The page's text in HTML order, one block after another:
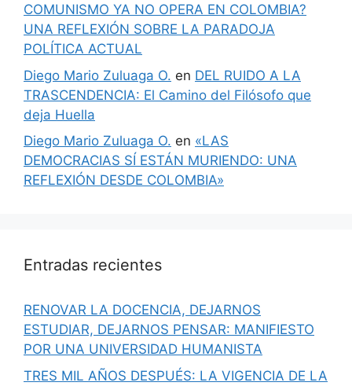
COMUNISMO YA NO OPERA EN COLOMBIA?
UNA REFLEXIÓN SOBRE LA PARADOJA
POLÍTICA ACTUAL
Diego Mario Zuluaga O. en DEL RUIDO A LA
TRASCENDENCIA: El Camino del Filósofo que
deja Huella
Diego Mario Zuluaga O. en «LAS
DEMOCRACIAS SÍ ESTÁN MURIENDO: UNA
REFLEXIÓN DESDE COLOMBIA»
Entradas recientes
RENOVAR LA DOCENCIA, DEJARNOS
ESTUDIAR, DEJARNOS PENSAR: MANIFIESTO
POR UNA UNIVERSIDAD HUMANISTA
TRES MIL AÑOS DESPUÉS: LA VIGENCIA DE LA